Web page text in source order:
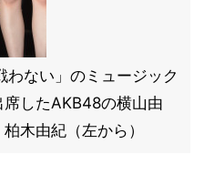
ない」のミュージック
したAKB48の横山由
木由紀（左から）